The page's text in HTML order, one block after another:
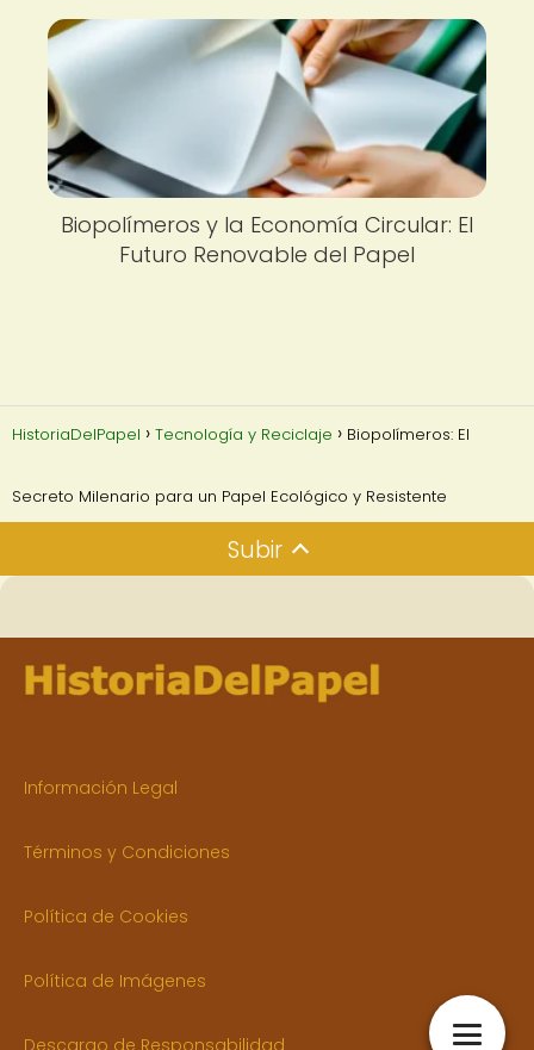
Biopolímeros y la Economía Circular: El
Futuro Renovable del Papel
HistoriaDelPapel Tecnología y Reciclaje Biopolímeros: El
Secreto Milenario para un Papel Ecológico y Resistente
Subir
Información Legal
Términos y Condiciones
Política de Cookies
Política de Imágenes
Descargo de Responsabilidad